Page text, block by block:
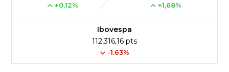
+0,12% +1,68%
Ibovespa
112,316,16 pts
-1.63%